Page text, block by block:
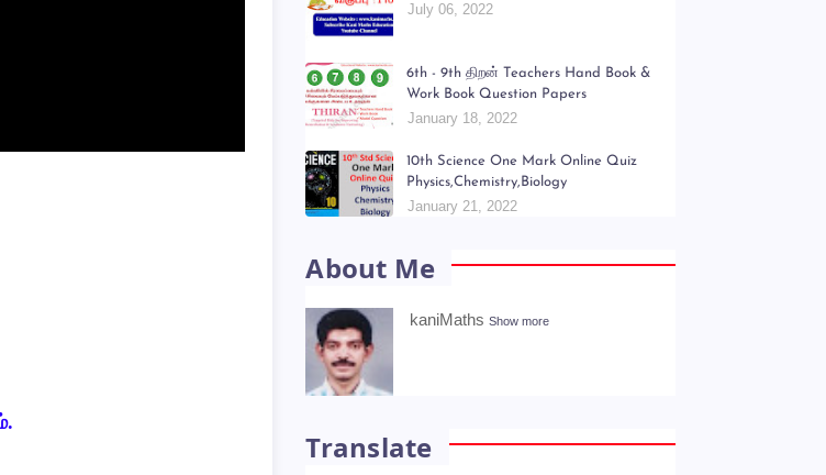
July 06, 2022
6th - 9th திறன் Teachers Hand Book &
Work Book Question Papers
January 18, 2022
10th Science One Mark Online Quiz
Physics,Chemistry,Biology
January 21, 2022
About Me
kaniMaths Show more
Translate